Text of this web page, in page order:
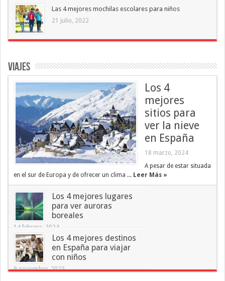
Las 4 mejores mochilas escolares para niños
21 julio, 2022
Viajes
Los 4
mejores
sitios para
ver la nieve
en España
18 marzo, 2024
A pesar de estar situada
en el sur de Europa y de ofrecer un clima ... Leer Más »
Los 4 mejores lugares
para ver auroras
boreales
14 febrero, 2024
Los 4 mejores destinos
en España para viajar
con niños
9 noviembre, 2023